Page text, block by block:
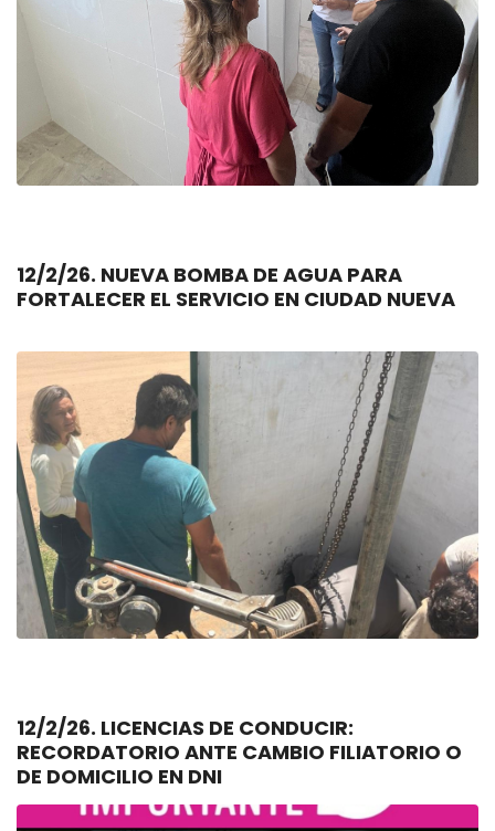
12/2/26. NUEVA BOMBA DE AGUA PARA
FORTALECER EL SERVICIO EN CIUDAD NUEVA
12/2/26. LICENCIAS DE CONDUCIR:
RECORDATORIO ANTE CAMBIO FILIATORIO O
DE DOMICILIO EN DNI